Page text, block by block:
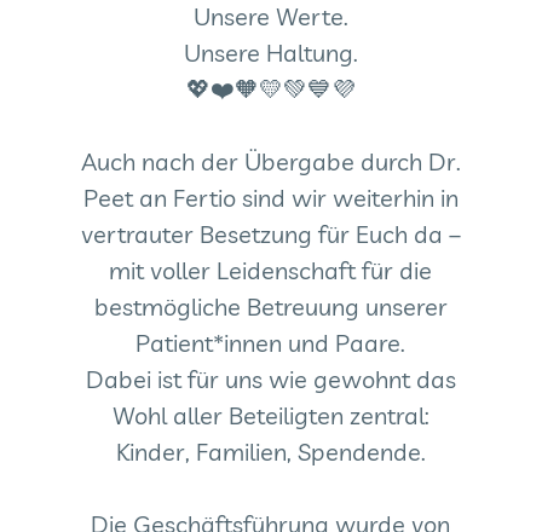
Unsere Werte.
Unsere Haltung.
💖❤️🧡💛💚💙💜
Auch nach der Übergabe durch Dr.
Peet an Fertio sind wir weiterhin in
vertrauter Besetzung für Euch da –
mit voller Leidenschaft für die
bestmögliche Betreuung unserer
Patient*innen und Paare.
Dabei ist für uns wie gewohnt das
Wohl aller Beteiligten zentral:
Kinder, Familien, Spendende.
Die Geschäftsführung wurde von